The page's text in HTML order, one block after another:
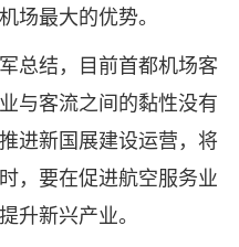
场最大的优势。
结，目前首都机场客
与客流之间的黏性没有
进新国展建设运营，将
，要在促进航空服务业
升新兴产业。